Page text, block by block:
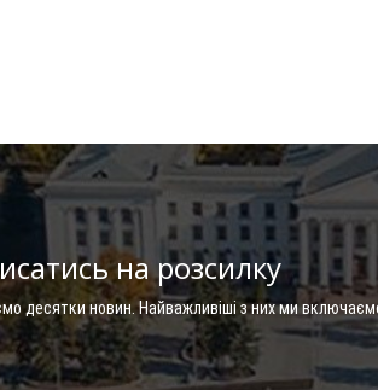
на розсилку
десятки новин. Найважливіші з них ми